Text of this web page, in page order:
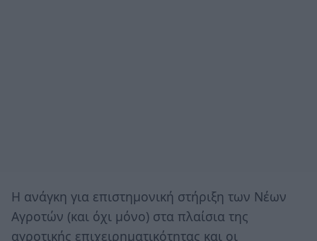
Η ανάγκη για επιστημονική στήριξη των Νέων
Αγροτών (και όχι μόνο) στα πλαίσια της
αγροτικής επιχειρηματικότητας και οι